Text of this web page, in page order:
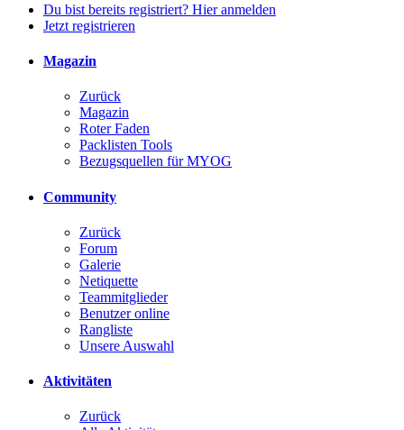
Du bist bereits registriert? Hier anmelden
Jetzt registrieren
Magazin
Zurück
Magazin
Roter Faden
Packlisten Tools
Bezugsquellen für MYOG
Community
Zurück
Forum
Galerie
Netiquette
Teammitglieder
Benutzer online
Rangliste
Unsere Auswahl
Aktivitäten
Zurück